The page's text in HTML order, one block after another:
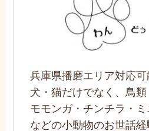
兵庫県播磨エリア対応可
犬・猫だけでなく、鳥
モモンガ・チンチラ・
などの小動物のお世話経